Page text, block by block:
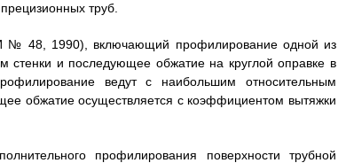
труб.
№ 48, 1990), включающий профилирование одной из
стенки и последующее обжатие на круглой оправке в
ведут с наибольшим относительным
обжатие осуществляется с коэффициентом вытяжки
профилирования поверхности трубной